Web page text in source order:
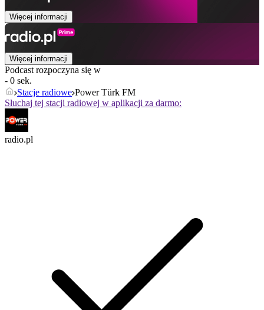
Więcej informacji
Więcej informacji
Podcast rozpoczyna się w
- 0 sek.
Stacje radiowe Power Türk FM
Słuchaj tej stacji radiowej w aplikacji za darmo:
radio.pl